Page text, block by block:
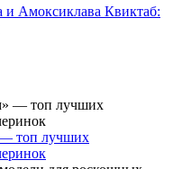
Амоксиклава Квиктаб:
— топ лучших